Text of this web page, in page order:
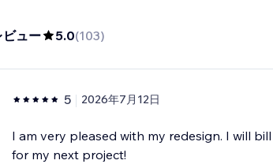
ビュー 5.0(103)
5 2026年7月12日
I am very pleased with my redesign. I will
for my next project!